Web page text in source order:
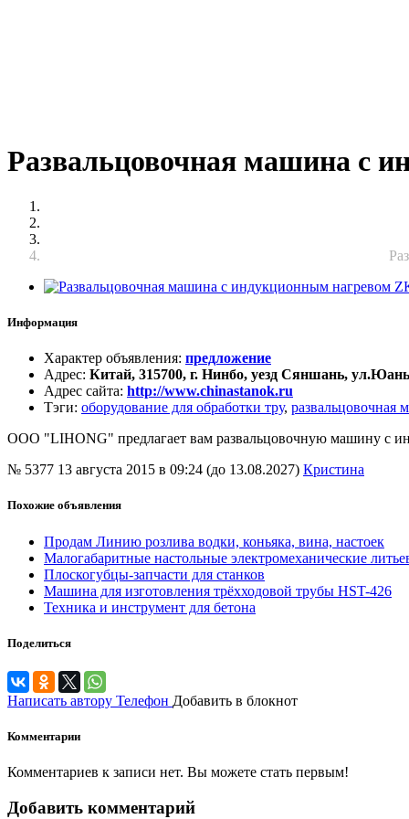
Развальцовочная машина с
Информация
Характер объявления: предложение
Адрес: Китай, 315700, г. Нинбо, уезд Сяншань,
Адрес сайта: http://www.chinastanok.ru
Тэги: оборудование для обработки тру, развальцовочная
ООО "LIHONG" предлагает вам развальцовочную машину с
№ 5377 13 августа 2015 в 09:24 (до 13.08.2027) Кристина
Похожие объявления
Продам Линию розлива водки, коньяка, вина, настоек
Малогабаритные настольные электромеханические
Плоскогубцы-запчасти для станков
Машина для изготовления трёхходовой трубы HST-426
Техника и инструмент для бетона
Поделиться
Написать автору Телефон Добавить в блокнот
Комментарии
Комментариев к записи нет. Вы можете стать первым!
Добавить комментарий